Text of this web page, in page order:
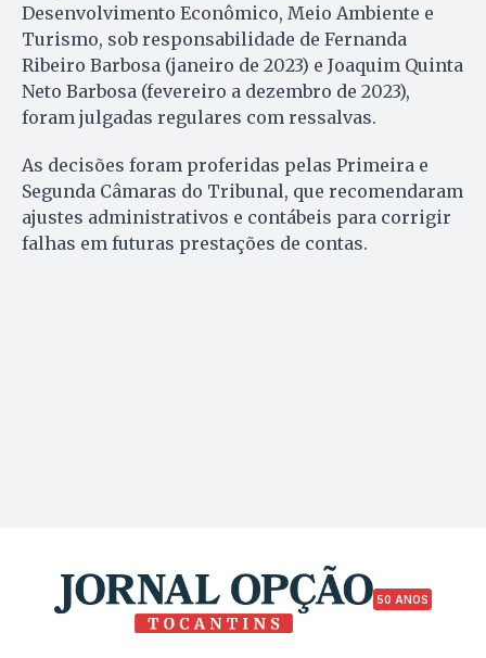
Desenvolvimento Econômico, Meio Ambiente e
Turismo, sob responsabilidade de Fernanda
Ribeiro Barbosa (janeiro de 2023) e Joaquim Quinta
Neto Barbosa (fevereiro a dezembro de 2023),
foram julgadas regulares com ressalvas.
As decisões foram proferidas pelas Primeira e
Segunda Câmaras do Tribunal, que recomendaram
ajustes administrativos e contábeis para corrigir
falhas em futuras prestações de contas.
50 ANOS